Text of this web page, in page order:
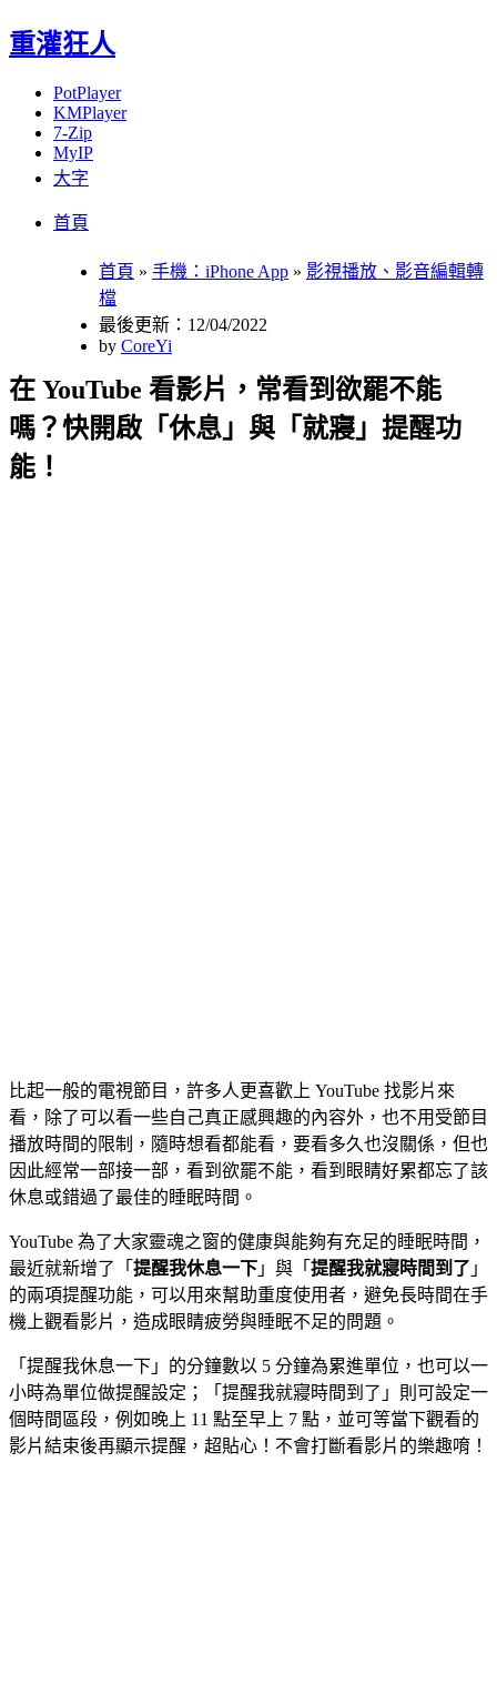
重灌狂人
PotPlayer
KMPlayer
7-Zip
MyIP
大字
首頁
首頁 » 手機：iPhone App » 影視播放、影音編輯轉
檔
最後更新：12/04/2022
by CoreYi
在 YouTube 看影片，常看到欲罷不能
嗎？快開啟「休息」與「就寢」提醒功
能！
比起一般的電視節目，許多人更喜歡上 YouTube 找影片來
看，除了可以看一些自己真正感興趣的內容外，也不用受節目
播放時間的限制，隨時想看都能看，要看多久也沒關係，但也
因此經常一部接一部，看到欲罷不能，看到眼睛好累都忘了該
休息或錯過了最佳的睡眠時間。
YouTube 為了大家靈魂之窗的健康與能夠有充足的睡眠時間，
最近就新增了「 提醒我休息一下 」與「 提醒我就寢時間到了 」
的兩項提醒功能，可以用來幫助重度使用者，避免長時間在手
機上觀看影片，造成眼睛疲勞與睡眠不足的問題。
「提醒我休息一下」的分鐘數以 5 分鐘為累進單位，也可以一
小時為單位做提醒設定；「提醒我就寢時間到了」則可設定一
個時間區段，例如晚上 11 點至早上 7 點，並可等當下觀看的
影片結束後再顯示提醒，超貼心！不會打斷看影片的樂趣唷！